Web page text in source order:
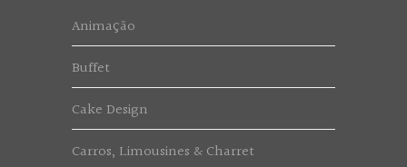
Animação
Buffet
Cake Design
Carros, Limousines & Charret